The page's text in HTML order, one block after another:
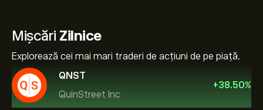
Mișcări Zilnice
Explorează cei mai mari traderi de acțiuni de pe piață.
QNST
QuinStreet Inc
+38.50%